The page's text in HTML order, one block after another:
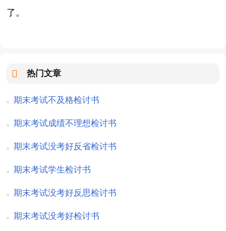
了。
热门文章
期末考试不及格检讨书
期末考试成绩不理想检讨书
期末考试没考好反省检讨书
期末考试学生检讨书
期末考试没考好反思检讨书
期末考试没考好检讨书